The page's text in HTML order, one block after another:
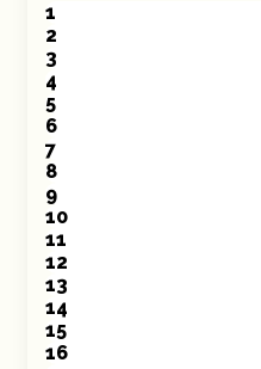
1
2
3
4
5
6
7
8
9
10
11
12
13
14
15
16